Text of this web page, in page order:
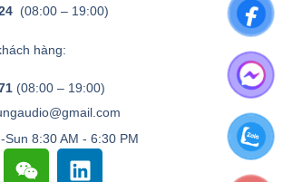
(08:00 – 19:00)
hàng:
(08:00 – 19:00)
8:30 AM - 6:30 PM